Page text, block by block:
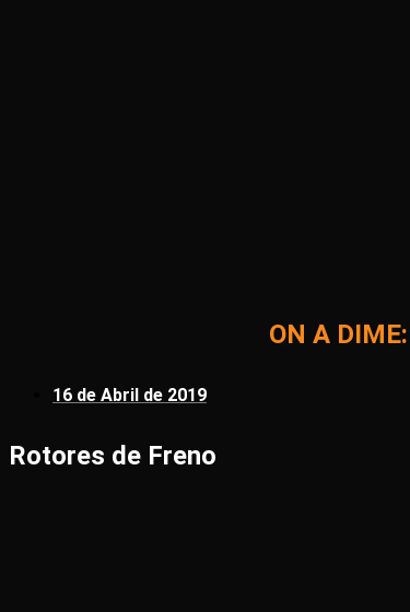
ON A
16 de Abril de 2019
Rotores de Freno